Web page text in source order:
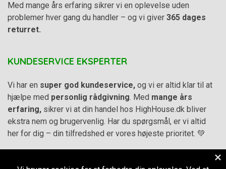
Med mange års erfaring sikrer vi en oplevelse uden
problemer hver gang du handler – og vi giver 365 dages
returret.
KUNDESERVICE EKSPERTER
Vi har en super god kundeservice, og vi er altid klar til at
hjælpe med personlig rådgivning. Med mange års
erfaring, sikrer vi at din handel hos HighHouse.dk bliver
ekstra nem og brugervenlig. Har du spørgsmål, er vi altid
her for dig – din tilfredshed er vores højeste prioritet. 💚